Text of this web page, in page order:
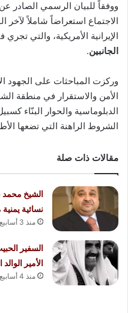
ووفقاً للبيان الرسمي الصادر
الاجتماع استعراضاً شاملاً
الإيرانية الأمريكية، والتي تجري
الجانبين.
وركزت المباحثات على الجهود
الأمن والاستقرار في منطقة
الدبلوماسية والحوار البنّاء
الشروط الراهنة التي تضعها
مقالات ذات صلة
الشيخ
نسائية
منذ 3 أسابيع
السفير
الأمير
منذ 4 أسابيع